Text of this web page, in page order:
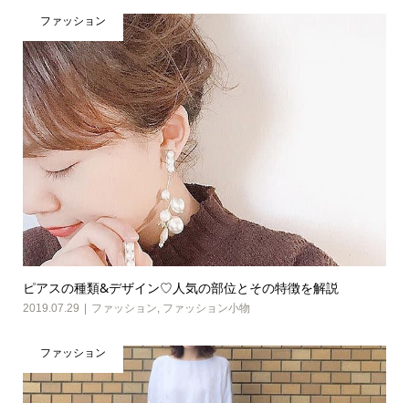
ファッション
ピアスの種類&デザイン♡人気の部位とその特徴を解説
2019.07.29 ファッション, ファッション小物
ファッション